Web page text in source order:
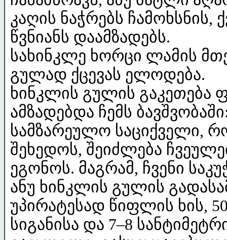
კაღის ნაჭრებს ჩამოხსნის,
წვნიანს დაამზადებს.
სახინკლე ხორცი ლამის
გულად ქცევას ელოდება.
ხინკლის გულის გაკეთება
ამზადებდა ჩემს
სამზარეულო საციქველი,
შეხედოს, შეიძლება
ეგონოს. მაგრამ, ჩვენი
ანუ ხინკლის გულის
უპირატესად წიფლის ხის,
სიგანისა და 7–8